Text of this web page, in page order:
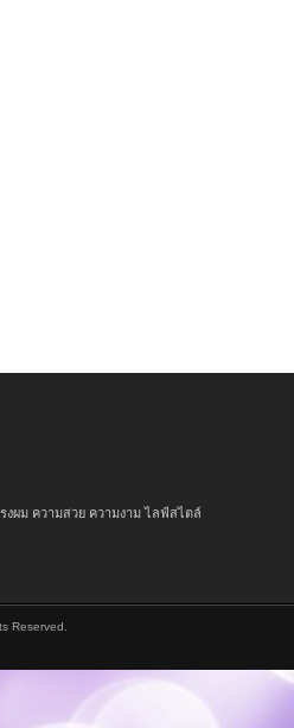
ผม ความสวย ความงาม ไลฟ์สไตล์
Reserved.